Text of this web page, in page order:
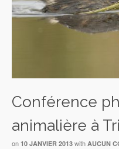
Conférence
animalière à
on 10 JANVIER 2013 with AUCUN